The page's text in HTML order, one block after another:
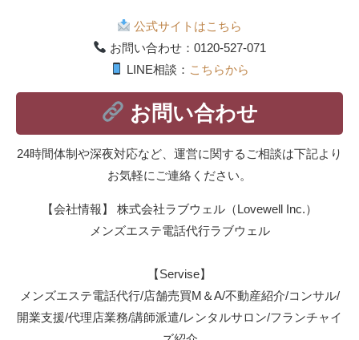
公式サイトはこちら
お問い合わせ：0120-527-071
LINE相談： こちらから
お問い合わせ
24時間体制や深夜対応など、運営に関するご相談は下記より
お気軽にご連絡ください。
【会社情報】 株式会社ラブウェル（Lovewell Inc.）
メンズエステ電話代行ラブウェル
【Servise】
メンズエステ電話代行/店舗売買M＆A/不動産紹介/コンサル/
開業支援/代理店業務/講師派遣/レンタルサロン/フランチャイ